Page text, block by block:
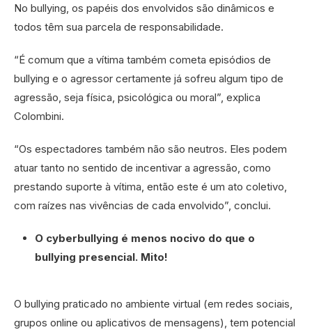
No bullying, os papéis dos envolvidos são dinâmicos e
todos têm sua parcela de responsabilidade.
“É comum que a vítima também cometa episódios de
bullying e o agressor certamente já sofreu algum tipo de
agressão, seja física, psicológica ou moral”, explica
Colombini.
“Os espectadores também não são neutros. Eles podem
atuar tanto no sentido de incentivar a agressão, como
prestando suporte à vítima, então este é um ato coletivo,
com raízes nas vivências de cada envolvido”, conclui.
O cyberbullying é menos nocivo do que o
bullying presencial. Mito!
O bullying praticado no ambiente virtual (em redes sociais,
grupos online ou aplicativos de mensagens), tem potencial